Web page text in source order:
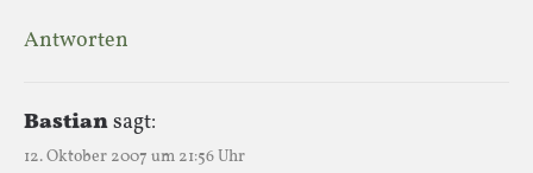
Antworten
Bastiansagt:
12. Oktober 2007 um 21:56 Uhr